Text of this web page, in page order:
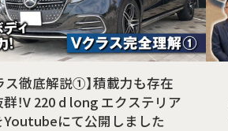
ス徹底解説①】積載力も存在
！V 220 d long エクステリア
Youtubeにて公開しました